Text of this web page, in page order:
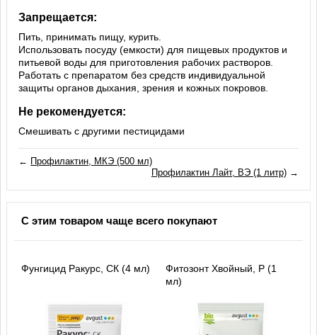
Запрещается:
Пить, принимать пищу, курить.
Использовать посуду (емкости) для пищевых продуктов и
питьевой воды для приготовления рабочих растворов.
Работать с препаратом без средств индивидуальной
защиты органов дыхания, зрения и кожных покровов.
Не рекомендуется:
Смешивать с другими пестицидами
← Профилактин, МКЭ (500 мл)
Профилактин Лайт, ВЭ (1 литр)→
С этим товаром чаще всего покупают
Фунгицид Ракурс, СК (4 мл)
Фитозонт Хвойный, Р (1
мл)